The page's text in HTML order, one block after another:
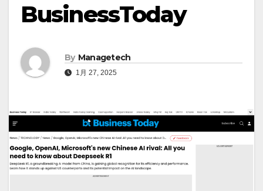
BusinessToday
By Managetech
1月 27, 2025